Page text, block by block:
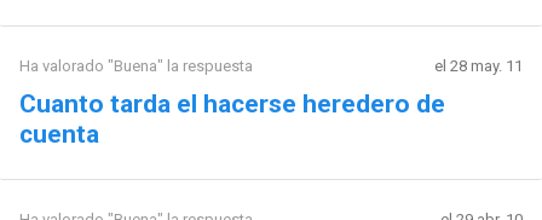
Ha valorado "Buena" la respuesta el 28 may. 11
Cuanto tarda el hacerse heredero de
cuenta